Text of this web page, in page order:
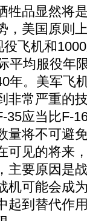
品显然将
，美国原则
飞机和
平均服役年
年。美军飞
非常严重的
应当比F-
量将不可避
可见的将来
主要原因是
机可能会成
起到替代作